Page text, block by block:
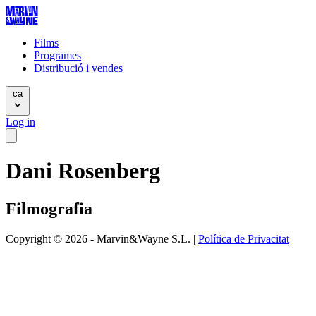
Films
Programes
Distribució i vendes
ca
Log in
Dani Rosenberg
Filmografia
Copyright © 2026 - Marvin&Wayne S.L. | Política de Privacitat